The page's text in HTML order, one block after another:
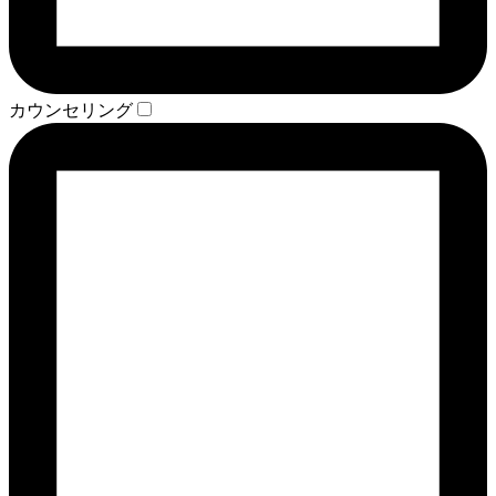
カウンセリング